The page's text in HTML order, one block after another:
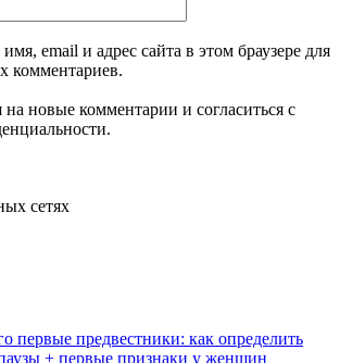
email и адрес сайта в этом браузере для
комментариев.
на новые комментарии и согласиться с
сетях
первые предвестники: как определить
+ первые признаки у женщин